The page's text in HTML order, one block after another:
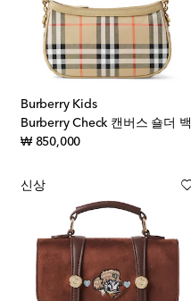
Burberry Kids
Burberry Check 캔버스 숄더 백
₩ 850,000original price
신상